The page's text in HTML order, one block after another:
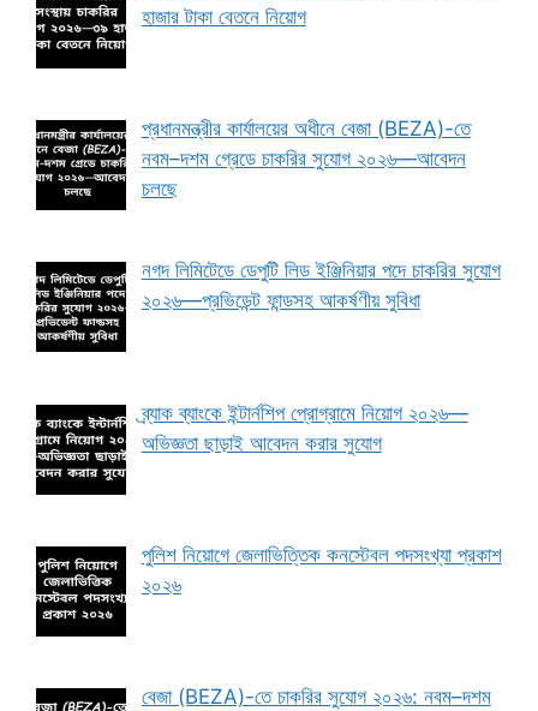
হাজার টাকা বেতনে নিয়োগ
প্রধানমন্ত্রীর কার্যালয়ের অধীনে বেজা (BEZA)-তে
নবম–দশম গ্রেডে চাকরির সুযোগ ২০২৬—আবেদন
চলছে
নগদ লিমিটেডে ডেপুটি লিড ইঞ্জিনিয়ার পদে চাকরির সুযোগ
২০২৬—প্রভিডেন্ট ফান্ডসহ আকর্ষণীয় সুবিধা
ব্র্যাক ব্যাংকে ইন্টার্নশিপ প্রোগ্রামে নিয়োগ ২০২৬—
অভিজ্ঞতা ছাড়াই আবেদন করার সুযোগ
পুলিশ নিয়োগে জেলাভিত্তিক কনস্টেবল পদসংখ্যা প্রকাশ
২০২৬
বেজা (BEZA)-তে চাকরির সুযোগ ২০২৬: নবম–দশম